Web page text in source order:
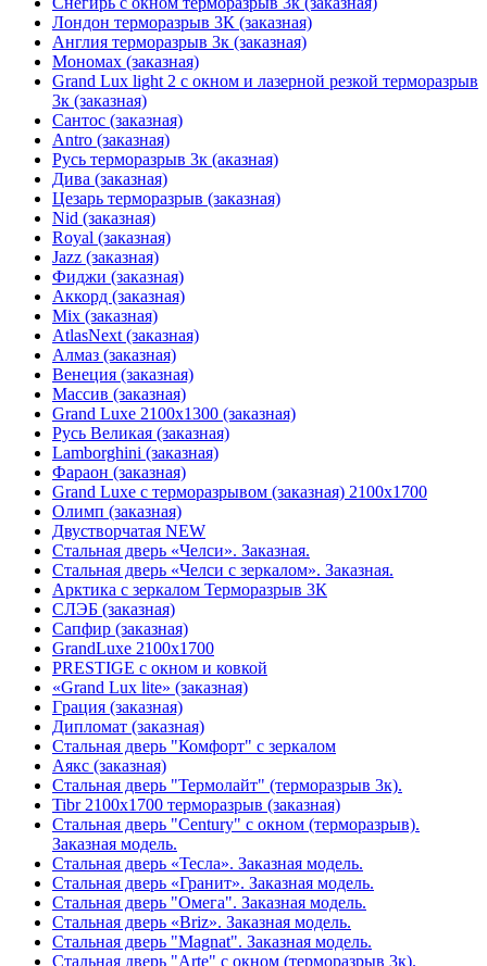
Лондон терморазрыв 3К (заказная)
Англия терморазрыв 3к (заказная)
Мономах (заказная)
Grand Lux light 2 с окном и лазерной резкой терморазрыв
3к (заказная)
Сантос (заказная)
Antro (заказная)
Русь терморазрыв 3к (аказная)
Дива (заказная)
Цезарь терморазрыв (заказная)
Nid (заказная)
Royal (заказная)
Jazz (заказная)
Фиджи (заказная)
Аккорд (заказная)
Mix (заказная)
AtlasNext (заказная)
Алмаз (заказная)
Венеция (заказная)
Массив (заказная)
Grand Luxe 2100х1300 (заказная)
Русь Великая (заказная)
Lamborghini (заказная)
Фараон (заказная)
Grand Luxe с терморазрывом (заказная) 2100х1700
Олимп (заказная)
Двустворчатая NEW
Стальная дверь «Челси». Заказная.
Стальная дверь «Челси с зеркалом». Заказная.
Арктика с зеркалом Терморазрыв 3К
СЛЭБ (заказная)
Сапфир (заказная)
GrandLuxe 2100х1700
PRESTIGE с окном и ковкой
«Grand Lux lite» (заказная)
Гpация (заказная)
Дипломат (заказная)
Стальная дверь "Комфорт" с зеркалом
Аякс (заказная)
Стальная дверь "Термолайт" (терморазрыв 3к).
Tibr 2100х1700 терморазрыв (заказная)
Стальная дверь "Century" с окном (терморазрыв).
Заказная модель.
Стальная дверь «Тесла». Заказная модель.
Стальная дверь «Гранит». Заказная модель.
Стальная дверь "Омега". Заказная модель.
Стальная дверь «Briz». Заказная модель.
Стальная дверь "Magnat". Заказная модель.
Стальная дверь "Arte" с окном (терморазрыв 3к).